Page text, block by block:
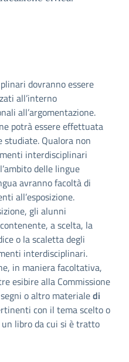
dovranno essere
all’interno
all’argomentazione.
potrà essere effettuata
Qualora non
interdisciplinari
delle lingue
avranno facoltà di
all’esposizione.
gli alunni
contenente, a scelta, la
o la scaletta degli
interdisciplinari.
in maniera facoltativa,
esibire alla Commissione
o altro materialedi
con il tema scelto o
libro da cui si è tratto